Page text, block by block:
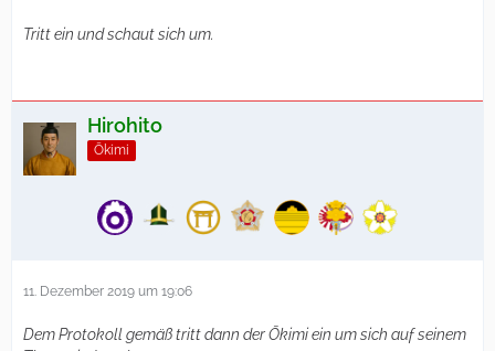
Tritt ein und schaut sich um.
Hirohito
Ōkimi
11. Dezember 2019 um 19:06
Dem Protokoll gemäß tritt dann der Ōkimi ein um sich auf seinem